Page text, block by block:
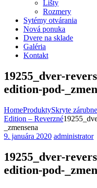
Lišty
Rozmery
Sytémy otvárania
Nová ponuka
Dvere na sklade
Galéria
Kontakt
19255_dver-
edition-pod-
HomeProduktySkryte zárubne
Edition – Reverzné
_zmensena
9. januára 2020 administrator
19255_dver-
edition-pod-